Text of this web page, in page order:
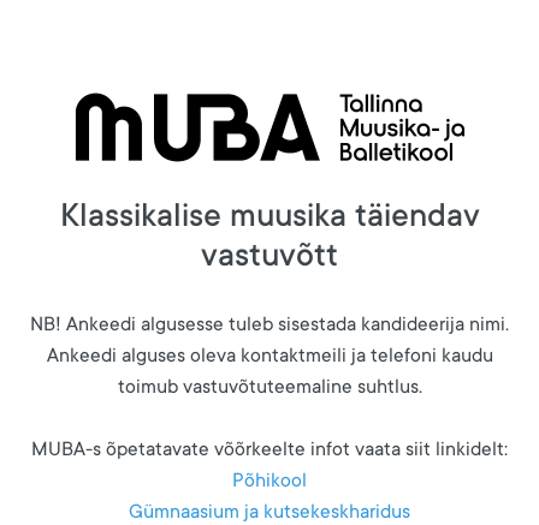
Klassikalise muusika täiendav
vastuvõtt
NB! Ankeedi algusesse tuleb sisestada kandideerija nimi.
Ankeedi alguses oleva kontaktmeili ja telefoni kaudu
toimub vastuvõtuteemaline suhtlus.
MUBA-s õpetatavate võõrkeelte infot vaata siit linkidelt:
Põhikool
Gümnaasium ja kutsekeskharidus